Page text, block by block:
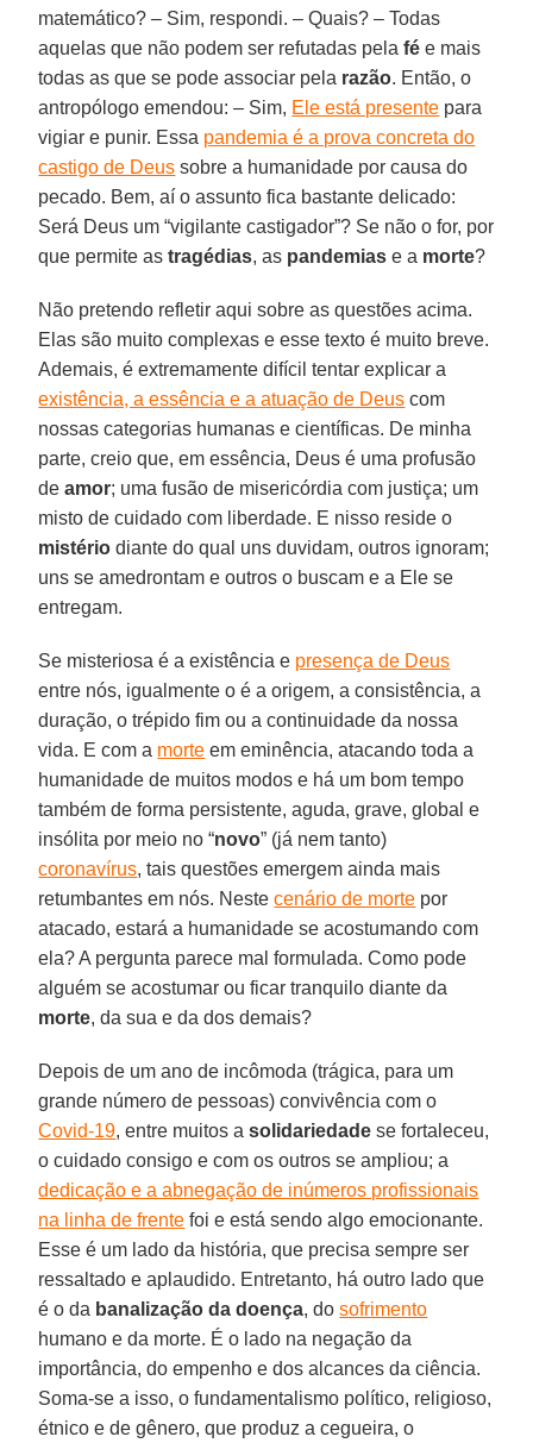
matemático? – Sim, respondi. – Quais? – Todas
aquelas que não podem ser refutadas pelafé e mais
todas as que se pode associar pela razão. Então, o
antropólogo emendou: – Sim, Ele está presente para
vigiar e punir. Essa pandemia é a prova concreta do
castigo de Deus sobre a humanidade por causa do
pecado. Bem, aí o assunto fica bastante delicado:
Será Deus um “vigilante castigador”? Se não o for, por
que permite astragédias, as pandemias e a morte?
Não pretendo refletir aqui sobre as questões acima.
Elas são muito complexas e esse texto é muito breve.
Ademais, é extremamente difícil tentar explicar a
existência, a essência e a atuação de Deus com
nossas categorias humanas e científicas. De minha
parte, creio que, em essência, Deus é uma profusão
deamor; uma fusão de misericórdia com justiça; um
misto de cuidado com liberdade. E nisso reside o
mistério diante do qual uns duvidam, outros ignoram;
uns se amedrontam e outros o buscam e a Ele se
entregam.
Se misteriosa é a existência e presença de Deus
entre nós, igualmente o é a origem, a consistência, a
duração, o trépido fim ou a continuidade da nossa
vida. E com a morte em eminência, atacando toda a
humanidade de muitos modos e há um bom tempo
também de forma persistente, aguda, grave, global e
insólita por meio no “novo” (já nem tanto)
coronavírus, tais questões emergem ainda mais
retumbantes em nós. Nestecenário de morte por
atacado, estará a humanidade se acostumando com
ela? A pergunta parece mal formulada. Como pode
alguém se acostumar ou ficar tranquilo diante da
morte, da sua e da dos demais?
Depois de um ano de incômoda (trágica, para um
grande número de pessoas) convivência com o
Covid-19, entre muitos asolidariedade se fortaleceu,
o cuidado consigo e com os outros se ampliou; a
dedicação e a abnegação de inúmeros profissionais
na linha de frente foi e está sendo algo emocionante.
Esse é um lado da história, que precisa sempre ser
ressaltado e aplaudido. Entretanto, há outro lado que
é o da banalização da doença, dosofrimento
humano e da morte. É o lado na negação da
importância, do empenho e dos alcances da ciência.
Soma-se a isso, o fundamentalismo político, religioso,
étnico e de gênero, que produz a cegueira, o